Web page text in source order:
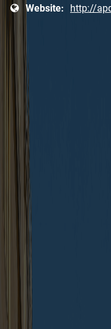
Website:
http://